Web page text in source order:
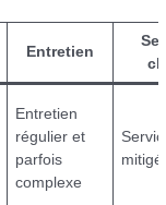
Entretien
Entretien
régulier et
parfois
complexe
mitigé